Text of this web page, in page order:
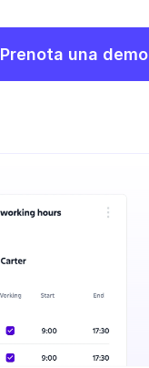
Prenota una demo